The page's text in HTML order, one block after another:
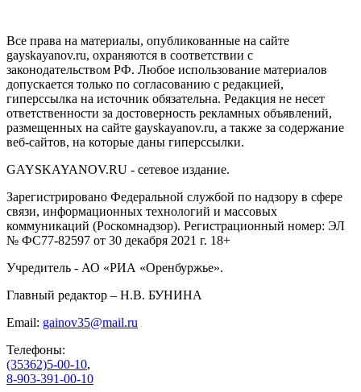
Все права на материалы, опубликованные на сайте
gayskayanov.ru, охраняются в соответствии с
законодательством РФ. Любое использование материалов
допускается только по согласованию с редакцией,
гиперссылка на источник обязательна. Редакция не несет
ответственности за достоверность рекламных объявлений,
размещенных на сайте gayskayanov.ru, а также за содержание
веб-сайтов, на которые даны гиперссылки.
GAYSKAYANOV.RU - сетевое издание.
Зарегистрировано Федеральной службой по надзору в сфере
связи, информационных технологий и массовых
коммуникаций (Роскомнадзор). Регистрационный номер: ЭЛ
№ ФС77-82597 от 30 декабря 2021 г. 18+
Учредитель - АО «РИА «Оренбуржье».
Главный редактор – Н.В. БУНИНА
Email: gainov35@mail.ru
Телефоны:
(35362)5-00-10,
8-903-391-00-10